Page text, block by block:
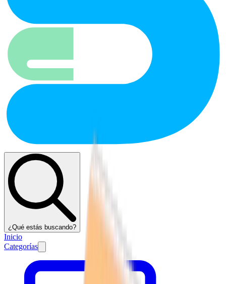
¿Qué estás buscando?
Inicio
Categorías